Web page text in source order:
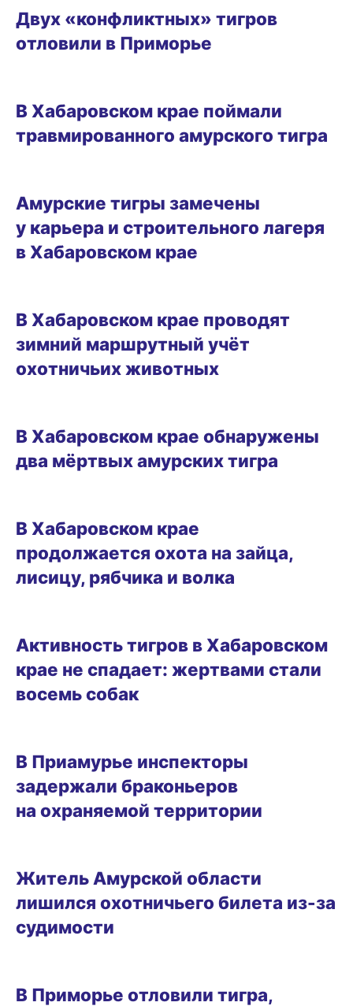
Двух «конфликтных» тигров
отловили в Приморье
В Хабаровском крае поймали
травмированного амурского тигра
Амурские тигры замечены
у карьера и строительного лагеря
в Хабаровском крае
В Хабаровском крае проводят
зимний маршрутный учёт
охотничьих животных
В Хабаровском крае обнаружены
два мёртвых амурских тигра
В Хабаровском крае
продолжается охота на зайца,
лисицу, рябчика и волка
Активность тигров в Хабаровском
крае не спадает: жертвами стали
восемь собак
В Приамурье инспекторы
задержали браконьеров
на охраняемой территории
Житель Амурской области
лишился охотничьего билета из-за
судимости
В Приморье отловили тигра,